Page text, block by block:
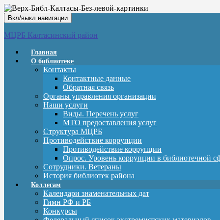
Вкл/выкл навигации
МЦРБ Калтасинский район
Главная
О библиотеке
Контакты
Контактные данные
Обратная связь
Органы управления организации
Наши услуги
Виды. Перечень услуг
МТО предоставления услуг
Структура МЦРБ
Противодействие коррупции
Противодействие коррупции
Опрос. Уровень коррупции в библиотечной
Сотрудники. Ветераны
История библиотек района
Коллегам
Календари знаменательных дат
Гимн РФ и РБ
Конкурсы